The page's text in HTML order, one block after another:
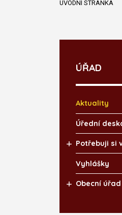
ÚVODNÍ STRÁNKA
ÚŘAD
Aktuality
Úřední
Potřebuji si
Vyhlášky
Obecní úřad